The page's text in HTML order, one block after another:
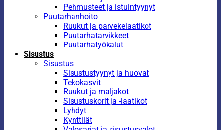
Pehmusteet ja istuintyynyt
Puutarhanhoito
Ruukut ja parvekelaatikot
Puutarhatarvikkeet
Puutarhatyökalut
Sisustus
Sisustus
Sisustustyynyt ja huovat
Tekokasvit
Ruukut ja maljakot
Sisustuskorit ja -laatikot
Lyhdyt
Kynttilät